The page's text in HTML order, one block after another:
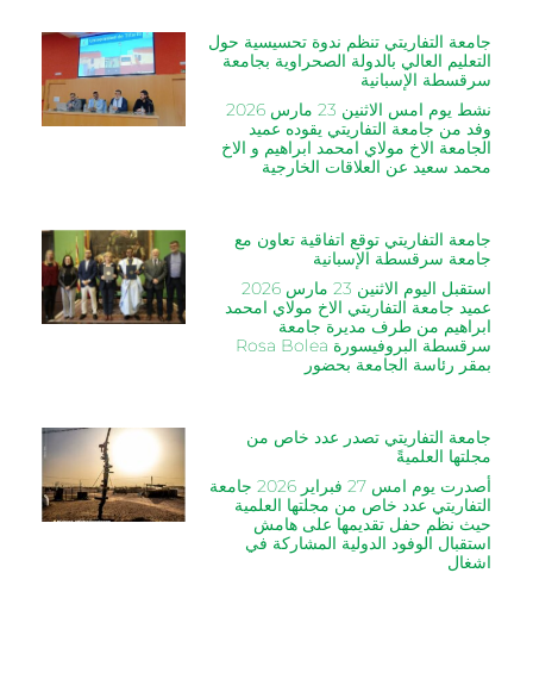
جامعة التفاريتي تنظم ندوة تحسيسية حول
التعليم العالي بالدولة الصحراوية بجامعة
سرقسطة الإسبانية
نشط يوم امس الاثنين 23 مارس 2026
وفد من جامعة التفاريتي يقوده عميد
الجامعة الاخ مولاي امحمد ابراهيم و الاخ
محمد سعيد عن العلاقات الخارجية
جامعة التفاريتي توقع اتفاقية تعاون مع
جامعة سرقسطة الإسبانية
استقبل اليوم الاثنين 23 مارس 2026
عميد جامعة التفاريتي الاخ مولاي امحمد
ابراهيم من طرف مديرة جامعة
سرقسطة البروفيسورة Rosa Bolea
بمقر رئاسة الجامعة بحضور
جامعة التفاريتي تصدر عدد خاص من
مجلتها العلميةً
أصدرت يوم امس 27 فبراير 2026 جامعة
التفاريتي عدد خاص من مجلتها العلمية
حيث نظم حفل تقديمها على هامش
استقبال الوفود الدولية المشاركة في
اشغال